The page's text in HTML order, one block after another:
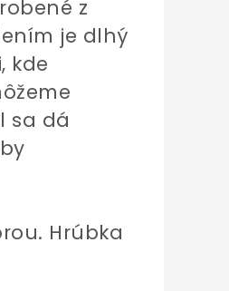
z
je dlhý
kde
sa dá
Hrúbka